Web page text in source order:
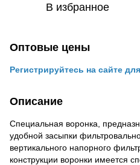
В избранное
Оптовые цены
Регистрируйтесь на сайте
Описание
Специальная воронка,
удобной засыпки
вертикального напорного
конструкции воронки имеется